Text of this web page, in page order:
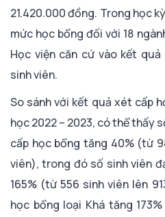
21.420.000 đồng. Trong học
mức học bổng đối với 18
Học viện căn cứ vào kết
sinh viên.
So sánh với kết quả xét cấp
học 2022 – 2023, có thể thấy
cấp học bổng tăng 40% (từ
viên), trong đó số sinh viên
165% (từ 556 sinh viên lên
học bổng loại Khá tăng